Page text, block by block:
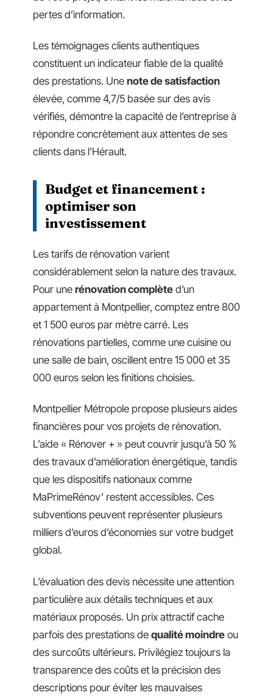
pertes d’information.
Les témoignages clients authentiques
constituent un indicateur fiable de la qualité
des prestations. Une note de satisfaction
élevée, comme 4,7/5 basée sur des avis
vérifiés, démontre la capacité de l’entreprise à
répondre concrètement aux attentes de ses
clients dans l’Hérault.
Budget et financement :
optimiser son
investissement
Les tarifs de rénovation varient
considérablement selon la nature des travaux.
Pour une rénovation complète d’un
appartement à Montpellier, comptez entre 800
et 1 500 euros par mètre carré. Les
rénovations partielles, comme une cuisine ou
une salle de bain, oscillent entre 15 000 et 35
000 euros selon les finitions choisies.
Montpellier Métropole propose plusieurs aides
financières pour vos projets de rénovation.
L’aide « Rénover + » peut couvrir jusqu’à 50 %
des travaux d’amélioration énergétique, tandis
que les dispositifs nationaux comme
MaPrimeRénov’ restent accessibles. Ces
subventions peuvent représenter plusieurs
milliers d’euros d’économies sur votre budget
global.
L’évaluation des devis nécessite une attention
particulière aux détails techniques et aux
matériaux proposés. Un prix attractif cache
parfois des prestations de qualité moindre ou
des surcoûts ultérieurs. Privilégiez toujours la
transparence des coûts et la précision des
descriptions pour éviter les mauvaises